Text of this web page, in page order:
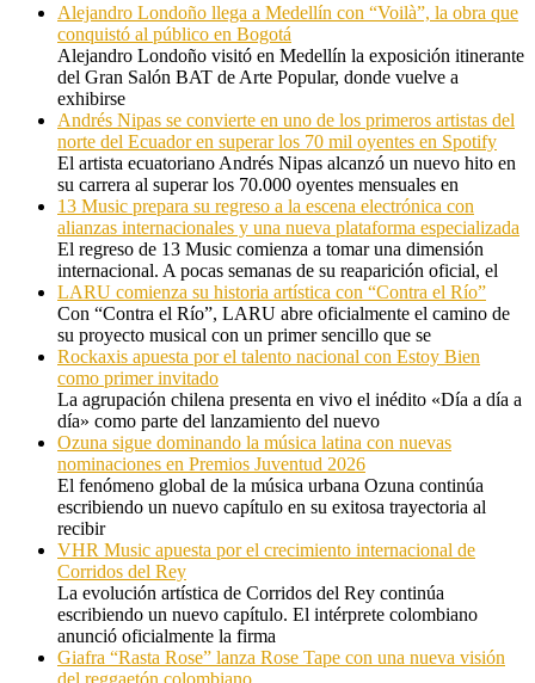
Alejandro Londoño llega a Medellín con “Voilà”, la obra que
conquistó al público en Bogotá
Alejandro Londoño visitó en Medellín la exposición itinerante
del Gran Salón BAT de Arte Popular, donde vuelve a
exhibirse
Andrés Nipas se convierte en uno de los primeros artistas del
norte del Ecuador en superar los 70 mil oyentes en Spotify
El artista ecuatoriano Andrés Nipas alcanzó un nuevo hito en
su carrera al superar los 70.000 oyentes mensuales en
13 Music prepara su regreso a la escena electrónica con
alianzas internacionales y una nueva plataforma especializada
El regreso de 13 Music comienza a tomar una dimensión
internacional. A pocas semanas de su reaparición oficial, el
LARU comienza su historia artística con “Contra el Río”
Con “Contra el Río”, LARU abre oficialmente el camino de
su proyecto musical con un primer sencillo que se
Rockaxis apuesta por el talento nacional con Estoy Bien
como primer invitado
La agrupación chilena presenta en vivo el inédito «Día a día a
día» como parte del lanzamiento del nuevo
Ozuna sigue dominando la música latina con nuevas
nominaciones en Premios Juventud 2026
El fenómeno global de la música urbana Ozuna continúa
escribiendo un nuevo capítulo en su exitosa trayectoria al
recibir
VHR Music apuesta por el crecimiento internacional de
Corridos del Rey
La evolución artística de Corridos del Rey continúa
escribiendo un nuevo capítulo. El intérprete colombiano
anunció oficialmente la firma
Giafra “Rasta Rose” lanza Rose Tape con una nueva visión
del reggaetón colombiano